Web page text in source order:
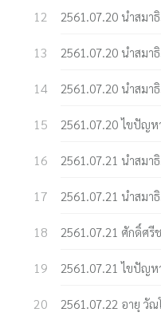
2561.07.20 นำสมา
2561.07.20 นำสมา
2561.07.20 นำสมา
2561.07.20 ไขปัญห
2561.07.21 นำสมา
2561.07.21 นำสมา
2561.07.21 ศักดิ์ศรี
2561.07.21 ไขปัญห
2561.07.22 อายุ วั